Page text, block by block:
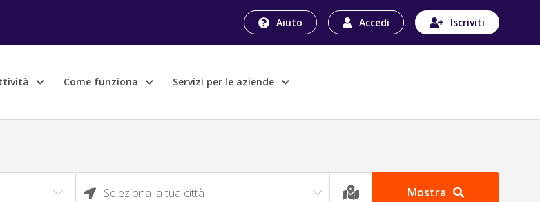
Aiuto Accedi Iscriviti
Come funziona Servizi per le aziende
Seleziona la tua città Mostra